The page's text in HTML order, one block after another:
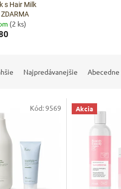
s Hair Milk
(2 ks)
Najpredávanejšie Abecedne
Kód:9569 Akcia